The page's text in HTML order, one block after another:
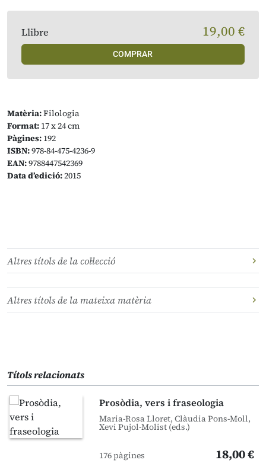
Matèria:Filologia
Format: 17 x 24 cm
Pàgines: 192
ISBN:978-84-475-4236-9
EAN:9788447542369
Data d’edició:2015
Llibre 19,00 €
COMPRAR
Altres títols de la col·lecció
Altres títols de la mateixa matèria
Títols relacionats
Prosòdia, vers i fraseologia
Maria-Rosa Lloret, Clàudia Pons-Moll,
Xevi Pujol-Molist (eds.)
176 pàgines 18,00 €